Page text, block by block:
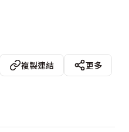
複製連結
更多